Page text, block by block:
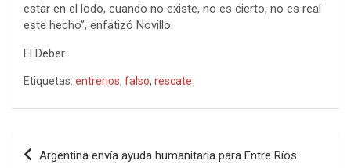
estar en el lodo, cuando no existe, no es cierto, no es real
este hecho”, enfatizó Novillo.
El Deber
Etiquetas: entrerios, falso, rescate
Navegación
Argentina envía ayuda humanitaria para Entre Ríos